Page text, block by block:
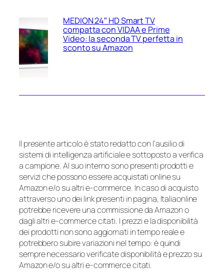
MEDION 24″ HD Smart TV
compatta con VIDAA e Prime
Video: la seconda TV perfetta in
sconto su Amazon
Il presente articolo è stato redatto con l’ausilio di
sistemi di intelligenza artificiale e sottoposto a verifica
a campione. Al suo interno sono presenti prodotti e
servizi che possono essere acquistati online su
Amazon e/o su altri e-commerce. In caso di acquisto
attraverso uno dei link presenti in pagina, Italiaonline
potrebbe ricevere una commissione da Amazon o
dagli altri e-commerce citati. I prezzi e la disponibilità
dei prodotti non sono aggiornati in tempo reale e
potrebbero subire variazioni nel tempo: è quindi
sempre necessario verificate disponibilità e prezzo su
Amazon e/o su altri e-commerce citati.